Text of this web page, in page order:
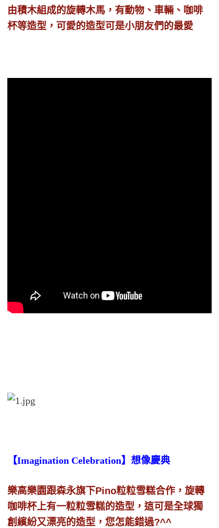
由積木組成的旋轉木馬，有動物、車輛、咖啡
杯等造型，可愛的造型可是小朋友們的最愛
【Imagination Celebration】想像慶典
樂高樂園跟森永旗下Pino粒粒雪糕合作，旋轉
咖啡杯上有一粒粒雪糕的造型，這可是全球獨
創繽紛又漂亮的造型，您怎能錯過?^^